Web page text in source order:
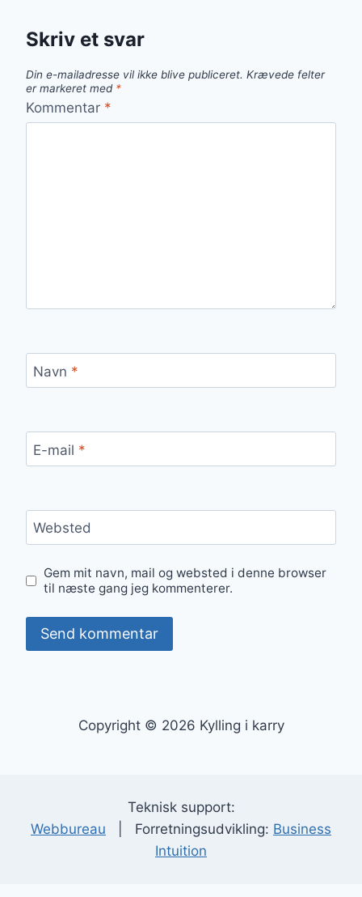
Skriv et svar
Din e-mailadresse vil ikke blive publiceret. Krævede felter
er markeret med *
Kommentar *
Navn *
E-mail *
Websted
Gem mit navn, mail og websted i denne browser
til næste gang jeg kommenterer.
Copyright © 2026 Kylling i karry
Teknisk support:
Webbureau | Forretningsudvikling: Business
Intuition